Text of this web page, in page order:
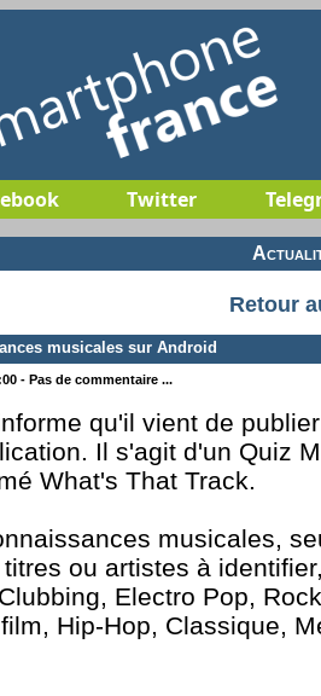
Twitter
Retour
musicales sur Android
- Pas de commentaire ...
qu'il vient de
Il s'agit d'un Quiz
What's That Track.
musicales,
ou artistes à
Electro Pop,
Hip-Hop, Classique,